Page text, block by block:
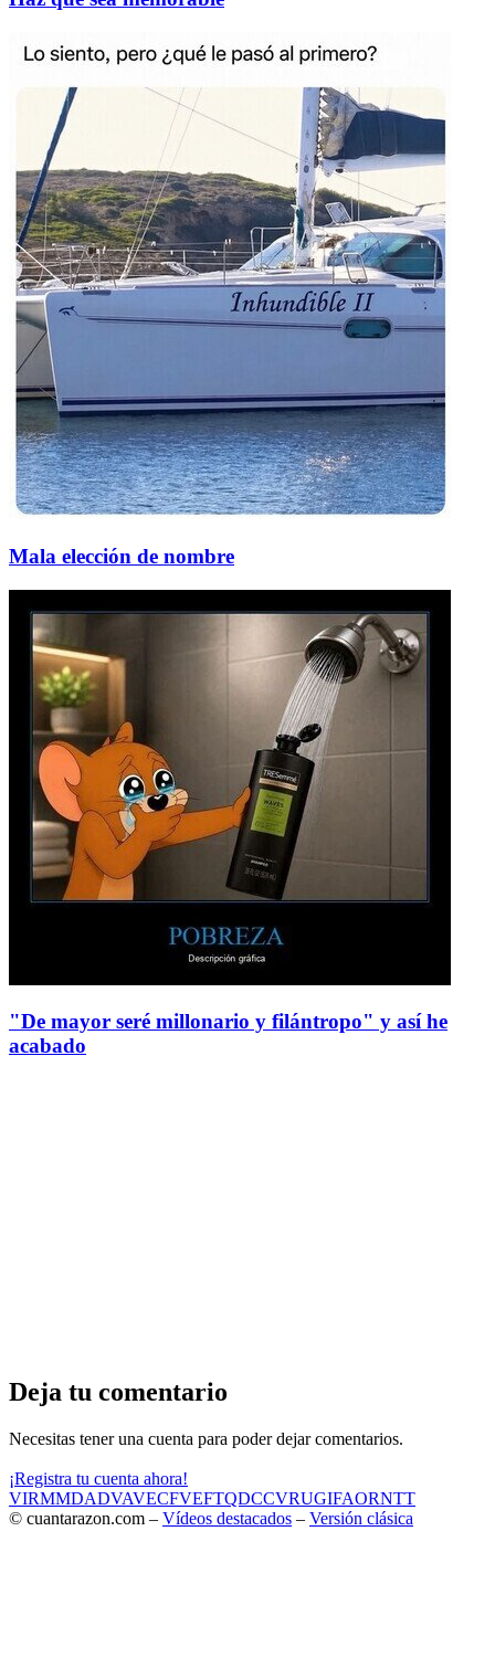
Mala elección de nombre
"De mayor seré millonario y filántropo" y así he
acabado
Deja tu comentario
Necesitas tener una cuenta para poder dejar comentarios.
¡Registra tu cuenta ahora!
VIRMMDADVAVECFVEFTQDCCVRUGIFAORNTT
© cuantarazon.com – Vídeos destacados – Versión clásica